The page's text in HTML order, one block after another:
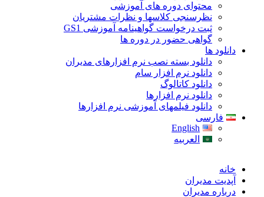
محتوای دوره های آموزشی
نظرسنجی کلاسها و نظرات مشتریان
ثبت درخواست گواهینامه آموزشی GS1
گواهی حضور در دوره ها
دانلود ها
دانلود بسته نصب نرم افزارهای مدیران
دانلود نرم افزار سام
دانلود کاتالوگ
دانلود نرم افزارها
دانلود فیلمهای آموزشی نرم افزارها
فارسی
English
العربیه
خانه
آپدیت مدیران
درباره مدیران